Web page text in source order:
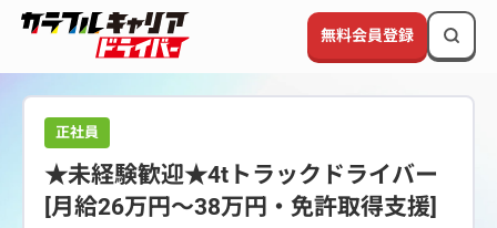
無料会員登録
正社員
★未経験歓迎★4tトラックドライバー
[月給26万円～38万円・免許取得支援]